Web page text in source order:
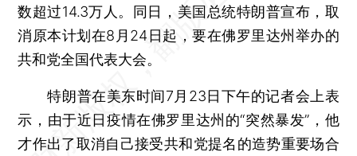
数超过14.3万人。同日，美国总统特朗普宣布，取
消原本计划在8月24日起，要在佛罗里达州举办的
共和党全国代表大会。
特朗普在美东时间7月23日下午的记者会上表
示，由于近日疫情在佛罗里达州的“突然暴发”，他
才作出了取消自己接受共和党提名的造势重要场合